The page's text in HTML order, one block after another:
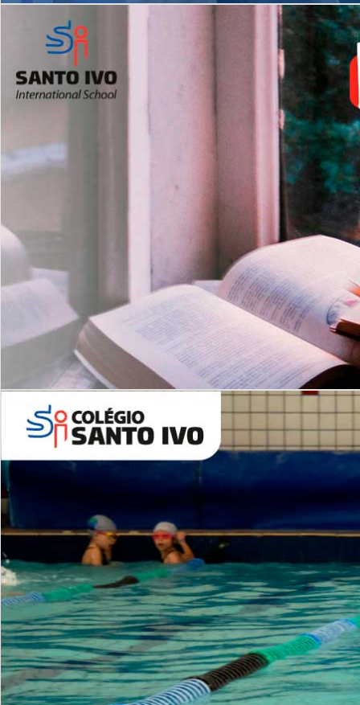
Matrículas Abertas 2026
Leituras Literárias
2º AO 5º ANO FUNDAMENTAL
es
Com imersão Bilingue - Anos
Finais
6º AO 9º ANO FUNDAMENTAL
Inglês: Turmas Reduzidas
(Proficiência)
ALUNOS NOVOS
Entre em Contato
INSTITUCIONAL